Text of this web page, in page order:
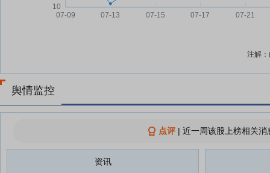
注解
舆情监控
点评| 近一周该股上榜相关
资讯